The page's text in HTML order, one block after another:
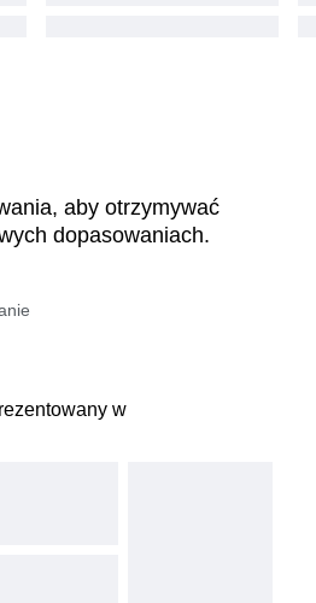
aby otrzymywać
dopasowaniach.
w